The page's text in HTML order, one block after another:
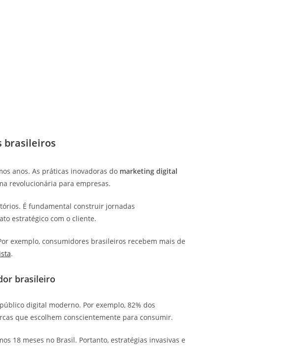
brasileiros
anos. As práticas inovadoras do marketing digital
revolucionária para empresas.
É fundamental construir jornadas
estratégico com o cliente.
exemplo, consumidores brasileiros recebem mais de
.
brasileiro
digital moderno. Por exemplo, 82% dos
que escolhem conscientemente para consumir.
18 meses no Brasil. Portanto, estratégias invasivas e